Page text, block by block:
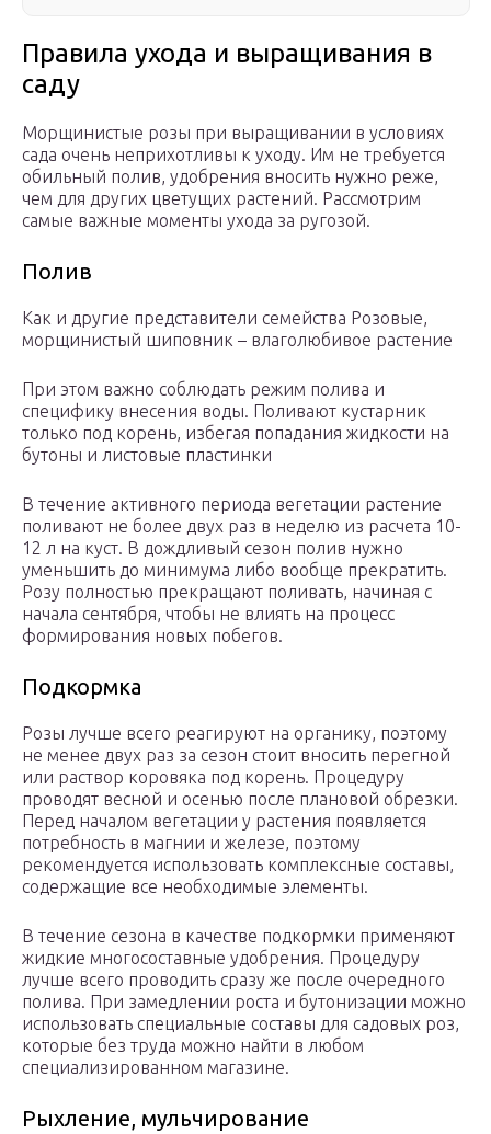
Правила ухода и выращивания в
саду
Морщинистые розы при выращивании в условиях
сада очень неприхотливы к уходу. Им не требуется
обильный полив, удобрения вносить нужно реже,
чем для других цветущих растений. Рассмотрим
самые важные моменты ухода за ругозой.
Полив
Как и другие представители семейства Розовые,
морщинистый шиповник – влаголюбивое растение
При этом важно соблюдать режим полива и
специфику внесения воды. Поливают кустарник
только под корень, избегая попадания жидкости на
бутоны и листовые пластинки
В течение активного периода вегетации растение
поливают не более двух раз в неделю из расчета 10-
12 л на куст. В дождливый сезон полив нужно
уменьшить до минимума либо вообще прекратить.
Розу полностью прекращают поливать, начиная с
начала сентября, чтобы не влиять на процесс
формирования новых побегов.
Подкормка
Розы лучше всего реагируют на органику, поэтому
не менее двух раз за сезон стоит вносить перегной
или раствор коровяка под корень. Процедуру
проводят весной и осенью после плановой обрезки.
Перед началом вегетации у растения появляется
потребность в магнии и железе, поэтому
рекомендуется использовать комплексные составы,
содержащие все необходимые элементы.
В течение сезона в качестве подкормки применяют
жидкие многосоставные удобрения. Процедуру
лучше всего проводить сразу же после очередного
полива. При замедлении роста и бутонизации можно
использовать специальные составы для садовых роз,
которые без труда можно найти в любом
специализированном магазине.
Рыхление, мульчирование